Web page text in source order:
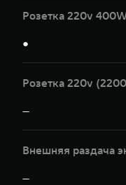
Розетка 220v
●
Розетка 220v
—
Внешняя раздача
—